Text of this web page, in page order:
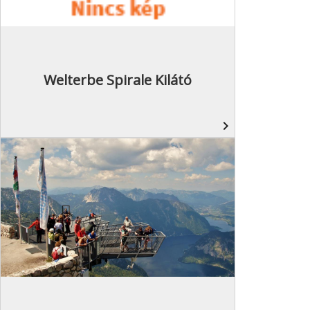
Welterbe Spirale Kilátó
navigate_next